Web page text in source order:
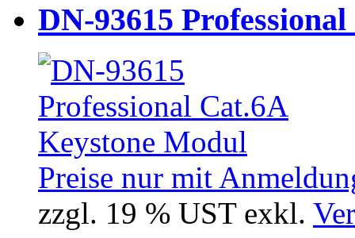
DN-93615
Preise nur mit
zzgl. 19 % UST exkl.